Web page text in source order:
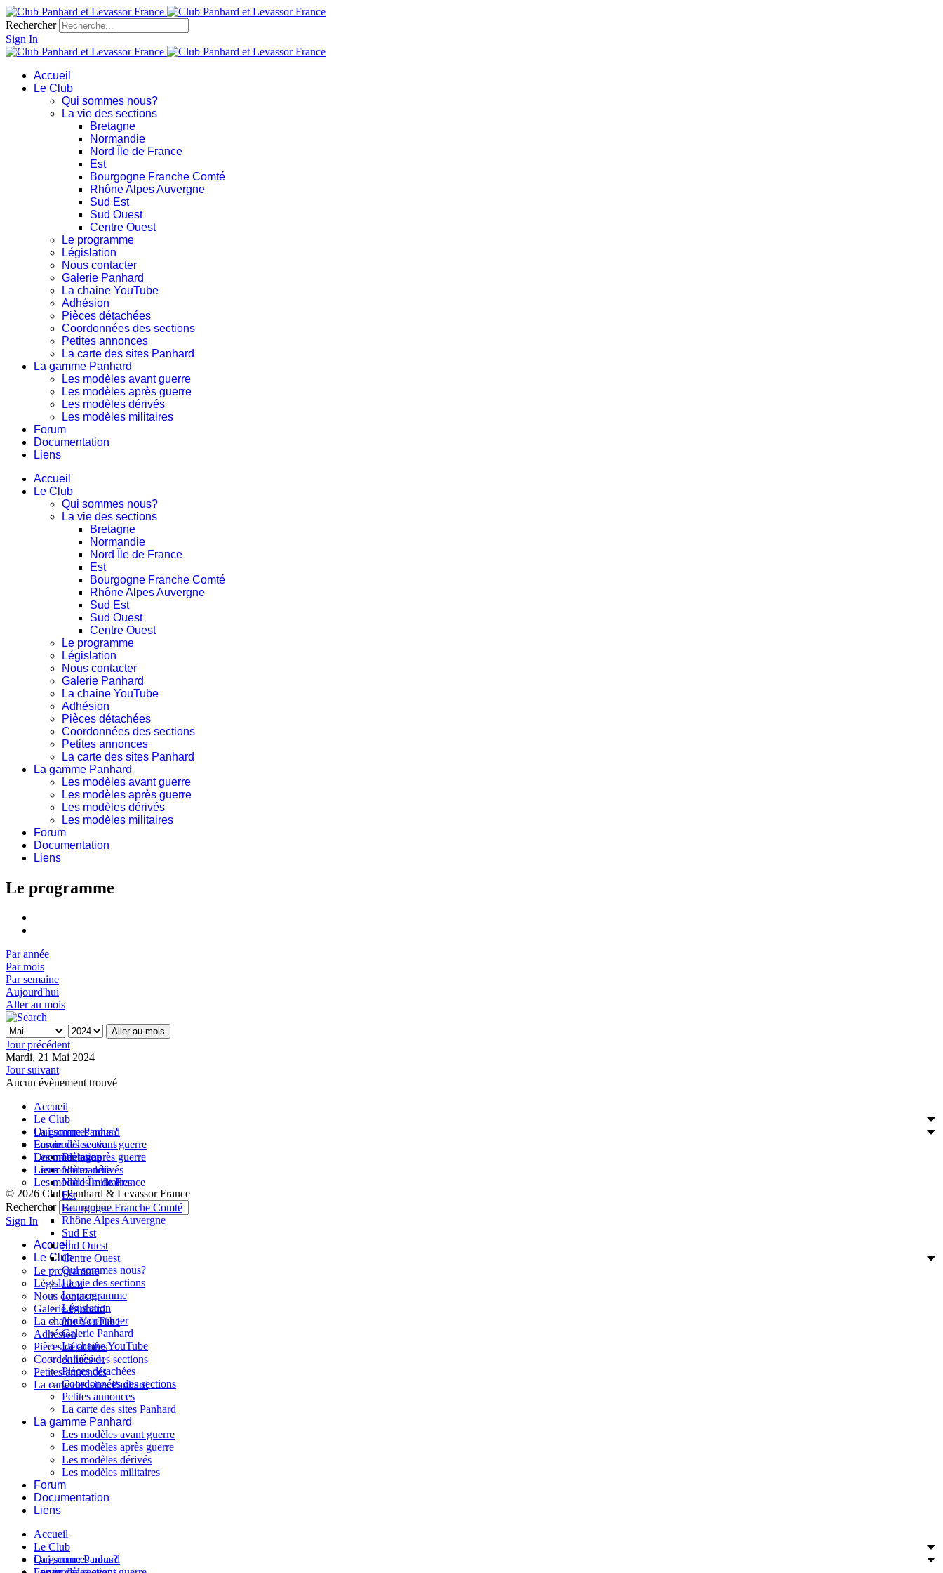
Rechercher
Sign In
Accueil
Le Club
Qui sommes nous?
La vie des sections
Bretagne
Normandie
Nord Île de France
Est
Bourgogne Franche Comté
Rhône Alpes Auvergne
Sud Est
Sud Ouest
Centre Ouest
Le programme
Législation
Nous contacter
Galerie Panhard
La chaine YouTube
Adhésion
Pièces détachées
Coordonnées des sections
Petites annonces
La carte des sites Panhard
La gamme Panhard
Les modèles avant guerre
Les modèles après guerre
Les modèles dérivés
Les modèles militaires
Forum
Documentation
Liens
Accueil
Le Club
Qui sommes nous?
La vie des sections
Bretagne
Normandie
Nord Île de France
Est
Bourgogne Franche Comté
Rhône Alpes Auvergne
Sud Est
Sud Ouest
Centre Ouest
Le programme
Législation
Nous contacter
Galerie Panhard
La chaine YouTube
Adhésion
Pièces détachées
Coordonnées des sections
Petites annonces
La carte des sites Panhard
La gamme Panhard
Les modèles avant guerre
Les modèles après guerre
Les modèles dérivés
Les modèles militaires
Forum
Documentation
Liens
Le programme
Par année
Par mois
Par semaine
Aujourd'hui
Aller au mois
Aller au mois
Jour précédent
Mardi, 21 Mai 2024
Jour suivant
Aucun évènement trouvé
Accueil
Le Club
Qui sommes nous?
La vie des sections
Bretagne
Normandie
Nord Île de France
Est
Bourgogne Franche Comté
Rhône Alpes Auvergne
Sud Est
Sud Ouest
Centre Ouest
Le programme
Législation
Nous contacter
Galerie Panhard
La chaine YouTube
Adhésion
Pièces détachées
Coordonnées des sections
Petites annonces
La carte des sites Panhard
La gamme Panhard
Les modèles avant guerre
Les modèles après guerre
Les modèles dérivés
Les modèles militaires
Forum
Documentation
Liens
© 2026 Club Panhard & Levassor France
Rechercher
Sign In
Accueil
Le Club
Qui sommes nous?
La vie des sections
Le programme
Législation
Nous contacter
Galerie Panhard
La chaine YouTube
Adhésion
Pièces détachées
Coordonnées des sections
Petites annonces
La carte des sites Panhard
La gamme Panhard
Les modèles avant guerre
Les modèles après guerre
Les modèles dérivés
Les modèles militaires
Forum
Documentation
Liens
Accueil
Le Club
Qui sommes nous?
La gamme Panhard